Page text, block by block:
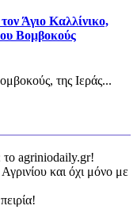
Άγιο Καλλίνικο,
Βομβοκούς
της Ιεράς...
το agriniodaily.gr!
και όχι μόνο με